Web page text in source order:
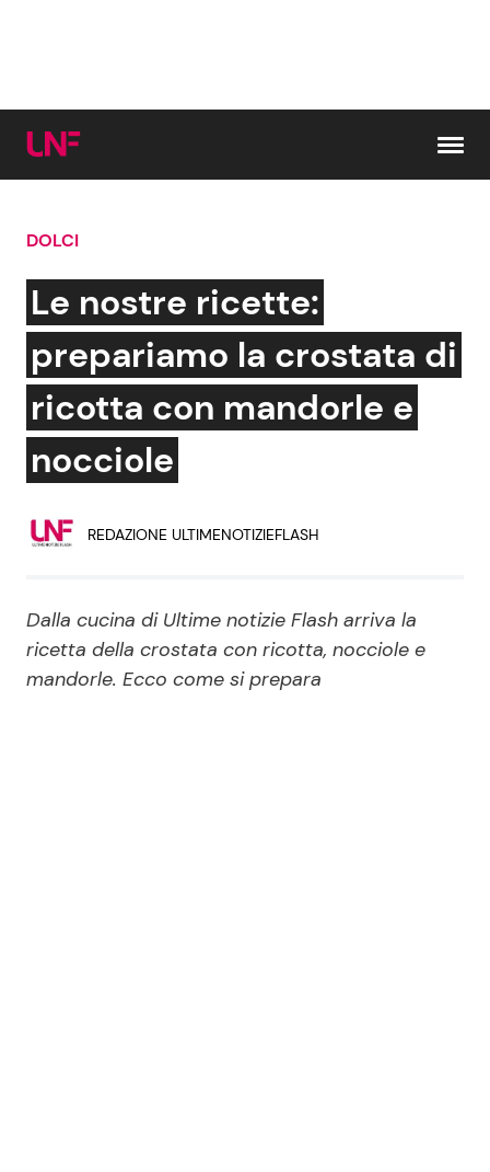
Cerca:
News e Cronaca
Attualità Italiana
Dal Mondo
Politica
Gossip e TV
Bellezze VIP
Reality e Talent
Soap Opera
DOLCI
Le nostre ricette:
prepariamo la crostata di
ricotta con mandorle e
nocciole
REDAZIONE ULTIMENOTIZIEFLASH
Dalla cucina di Ultime notizie Flash arriva la
ricetta della crostata con ricotta, nocciole e
mandorle. Ecco come si prepara